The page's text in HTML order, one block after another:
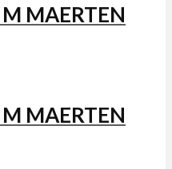
MAERTEN
MAERTEN